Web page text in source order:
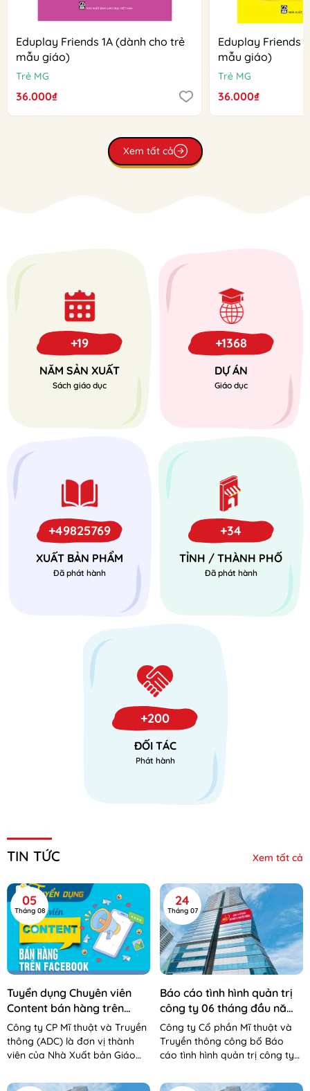
Eduplay Friends 1A (dành cho trẻ
mẫu giáo)
Trẻ MG
36.000₫
Eduplay Friends
mẫu giáo)
Trẻ MG
36.000₫
Xem tất cả
+19
NĂM SẢN XUẤT
Sách giáo dục
+1368
DỰ ÁN
Giáo dục
+49825769
XUẤT BẢN PHẨM
Đã phát hành
+34
TỈNH / THÀNH PHỐ
Đã phát hành
+200
ĐỐI TÁC
Phát hành
TIN TỨC Xem tất cả
05
Tháng 08
Tuyển dụng Chuyên viên
Content bán hàng trên
Facebook
Công ty CP Mĩ thuật và Truyền
thông (ADC) là đơn vị thành
viên của Nhà Xuất bản Giáo
Đào tạo. Công...
24
Tháng 07
Báo cáo tình hình quản trị
công ty 06 tháng đầu năm
2026
Công ty Cổ phần Mĩ thuật và
Truyền thông công bố Báo
cáo tình hình quản trị công ty
cáo tình hình QTCT 06 tháng...